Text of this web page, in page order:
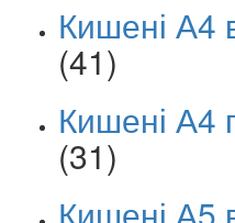
Кишені А4
(41)
Кишені А4
(31)